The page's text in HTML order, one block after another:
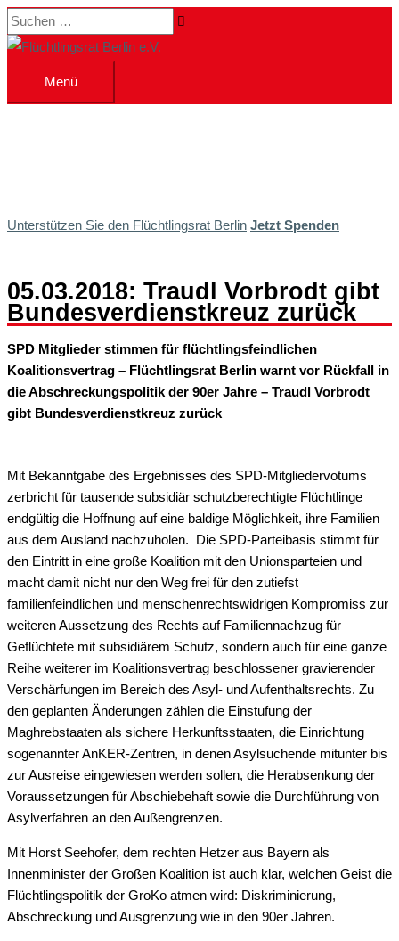
Zum
Inhalt
Suchen …
Menü
Menü
Unterstützen Sie den Flüchtlingsrat Berlin Jetzt Spenden
05.03.2018: Traudl Vorbrodt gibt
Bundesverdienstkreuz zurück
SPD Mitglieder stimmen für flüchtlingsfeindlichen
Koalitionsvertrag – Flüchtlingsrat Berlin warnt vor Rückfall in
die Abschreckungspolitik der 90er Jahre – Traudl Vorbrodt
gibt Bundesverdienstkreuz zurück
Mit Bekanntgabe des Ergebnisses des SPD-Mitgliedervotums
zerbricht für tausende subsidiär schutzberechtigte Flüchtlinge
endgültig die Hoffnung auf eine baldige Möglichkeit, ihre Familien
aus dem Ausland nachzuholen. Die SPD-Parteibasis stimmt für
den Eintritt in eine große Koalition mit den Unionsparteien und
macht damit nicht nur den Weg frei für den zutiefst
familienfeindlichen und menschenrechtswidrigen Kompromiss zur
weiteren Aussetzung des Rechts auf Familiennachzug für
Geflüchtete mit subsidiärem Schutz, sondern auch für eine ganze
Reihe weiterer im Koalitionsvertrag beschlossener gravierender
Verschärfungen im Bereich des Asyl- und Aufenthaltsrechts. Zu
den geplanten Änderungen zählen die Einstufung der
Maghrebstaaten als sichere Herkunftsstaaten, die Einrichtung
sogenannter AnKER-Zentren, in denen Asylsuchende mitunter bis
zur Ausreise eingewiesen werden sollen, die Herabsenkung der
Voraussetzungen für Abschiebehaft sowie die Durchführung von
Asylverfahren an den Außengrenzen.
Mit Horst Seehofer, dem rechten Hetzer aus Bayern als
Innenminister der Großen Koalition ist auch klar, welchen Geist die
Flüchtlingspolitik der GroKo atmen wird: Diskriminierung,
Abschreckung und Ausgrenzung wie in den 90er Jahren.